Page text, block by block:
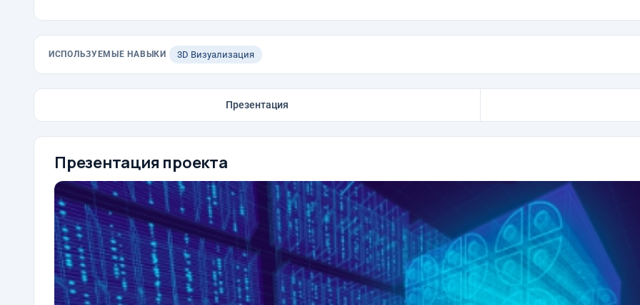
ИСПОЛЬЗУЕМЫЕ НАВЫКИ 3D Визуализация
Презентация
Презентация проекта